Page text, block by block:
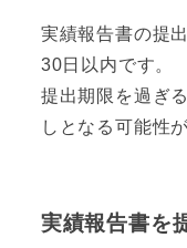
実績報告書の提
30日以内です。
提出期限を過ぎ
しとなる可能性
実績報告書を